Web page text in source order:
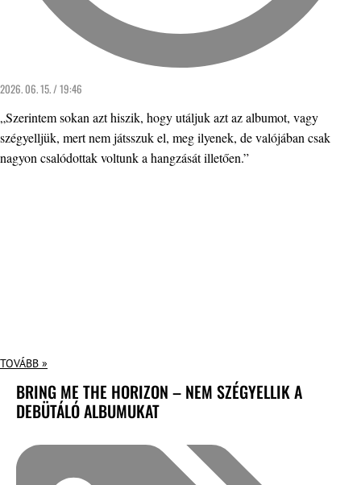
2026. 06. 15. / 19:46
„Szerintem sokan azt hiszik, hogy utáljuk azt az albumot, vagy
szégyelljük, mert nem játsszuk el, meg ilyenek, de valójában csak
nagyon csalódottak voltunk a hangzását illetően.”
TOVÁBB »
BRING ME THE HORIZON – NEM SZÉGYELLIK A
DEBÜTÁLÓ ALBUMUKAT